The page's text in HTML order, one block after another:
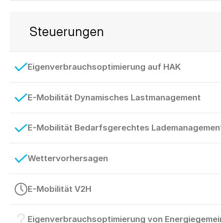
Steuerungen
Eigenverbrauchsoptimierung auf HAK
E-Mobilität Dynamisches Lastmanagement
E-Mobilität Bedarfsgerechtes
Wettervorhersagen
E-Mobilität V2H
Eigenverbrauchsoptimierung von